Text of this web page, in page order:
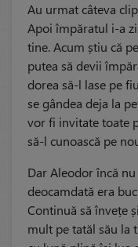
Au urmat câteva
Apoi împăratul i-a
tine. Acum știu că
putea să devii
dorea să-l lase pe
se gândea deja la
vor fi invitate toate
să-l cunoască pe
Dar Aleodor încă
deocamdată era
Continuă să învețe
mult pe tatăl său la